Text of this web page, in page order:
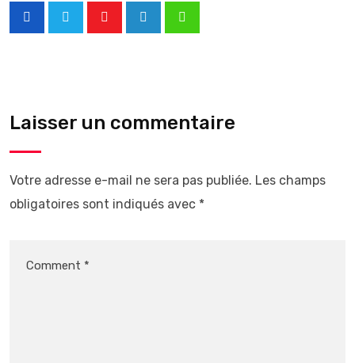
Laisser un commentaire
Votre adresse e-mail ne sera pas publiée. Les champs
obligatoires sont indiqués avec *